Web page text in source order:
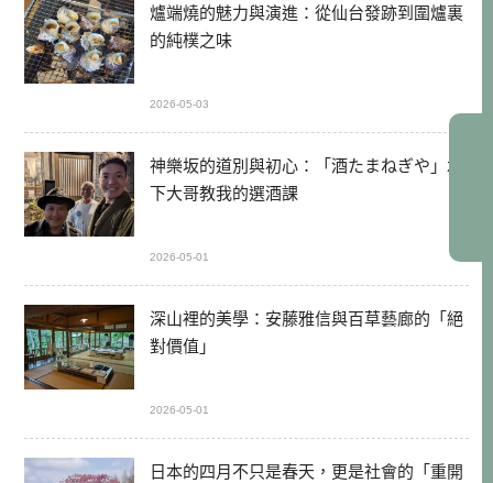
爐端燒的魅力與演進：從仙台發跡到圍爐裏
的純樸之味
2026-05-03
神樂坂的道別與初心：「酒たまねぎや」木
下大哥教我的選酒課
2026-05-01
深山裡的美學：安藤雅信與百草藝廊的「絕
對價值」
2026-05-01
日本的四月不只是春天，更是社會的「重開